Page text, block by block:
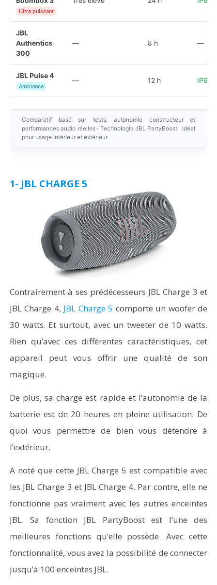
Ultra puissant
JBL
Authentics
300
— 8 h —
JBL Pulse 4
Ambiance
— 12 h IP67
Comparatif basé sur tests, autonomie constructeur et
performances audio réelles · Technologie JBL PartyBoost · Idéal
pour usage intérieur et extérieur.
1- JBL CHARGE 5
Contrairement à ses prédécesseurs JBL Charge 3 et
JBL Charge 4, JBL Charge 5 comporte un woofer de
30 watts. Et surtout, avec un tweeter de 10 watts.
Rien qu’avec ces différentes caractéristiques, cet
appareil peut vous offrir une qualité de son
magique.
De plus, sa charge est rapide et l’autonomie de la
batterie est de 20 heures en pleine utilisation. De
quoi vous permettre de bien vous détendre à
l’extérieur.
A noté que cette JBL Charge 5 est compatible avec
les JBL Charge 3 et JBL Charge 4. Par contre, elle ne
fonctionne pas vraiment avec les autres enceintes
JBL. Sa fonction JBL PartyBoost est l’une des
meilleures fonctions qu’elle possède. Avec cette
fonctionnalité, vous avez la possibilité de connecter
jusqu’à 100 enceintes JBL.